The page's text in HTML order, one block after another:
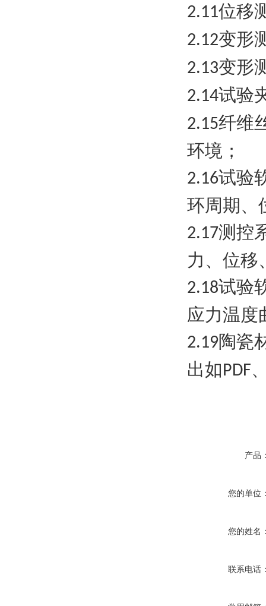
2.11位移
2.12变形
2.13变形
2.14试验
2.15纤维
环境；
2.16试验
环周期、
2.17测控
力、位移
2.18试验
应力温度
2.19陶瓷
出如PDF
产品
您的单位
您的姓名
联系电话